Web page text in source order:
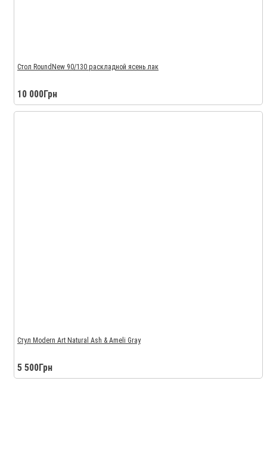
Стол RoundNew 90/130 раскладной ясень лак
10 000Грн
Стул Modern Art Natural Ash & Ameli Gray
5 500Грн